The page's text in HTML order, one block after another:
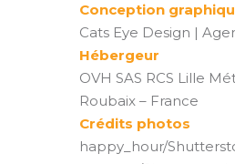
Conception
Cats Eye Design |
Hébergeur
OVH SAS RCS Lille
Roubaix – France
Crédits photos
happy_hour/